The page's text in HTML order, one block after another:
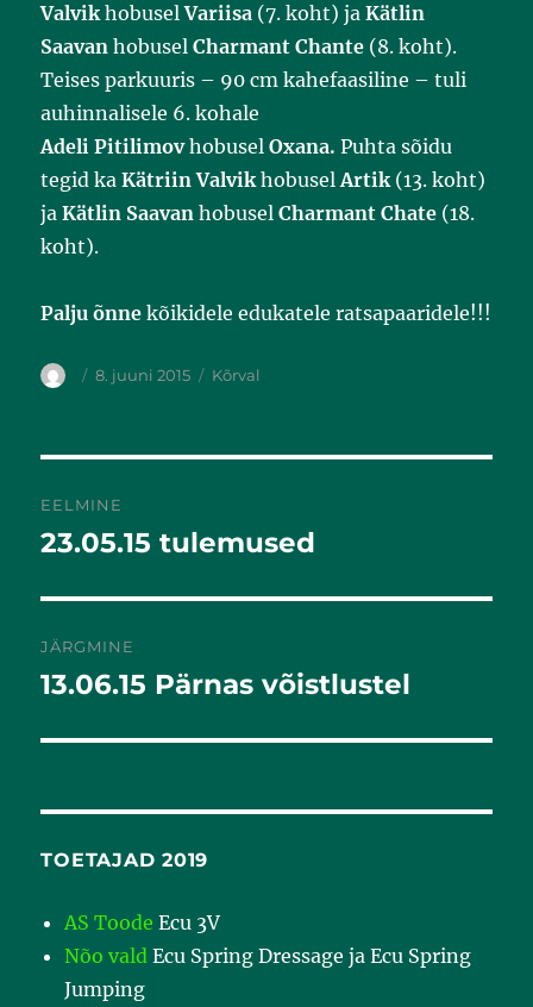
ValvikhobuselVariisa (7. koht) jaKätlin
Saavan hobuselCharmant Chante (8. koht).
Teises parkuuris – 90 cm kahefaasiline – tuli
auhinnalisele 6. kohale
Adeli PitilimovhobuselOxana. Puhta sõidu
tegid kaKätriin ValvikhobuselArtik(13. koht)
jaKätlin Saavan hobuselCharmant Chate (18.
koht).
Palju õnne kõikidele edukatele ratsapaaridele!!!
8. juuni 2015 Kõrval
EELMINE
Eelmine
23.05.15 tulemused
JÄRGMINE
Järgmine
13.06.15 Pärnas võistlustel
TOETAJAD 2019
AS Toode Ecu 3V
Nõo vald Ecu Spring Dressage ja Ecu Spring
Jumping